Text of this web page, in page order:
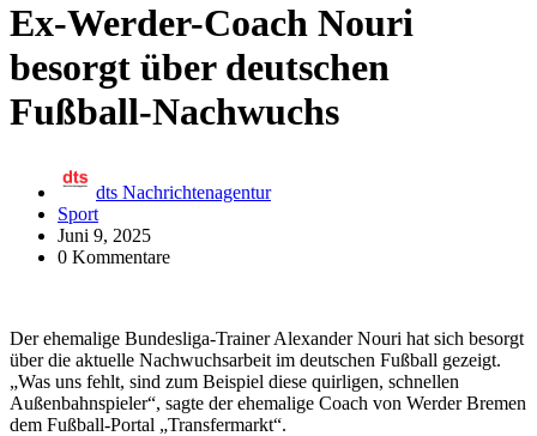
Ex-Werder-Coach Nouri
besorgt über deutschen
Fußball-Nachwuchs
dts Nachrichtenagentur
Sport
Juni 9, 2025
0 Kommentare
Der ehemalige Bundesliga-Trainer Alexander Nouri hat sich besorgt
über die aktuelle Nachwuchsarbeit im deutschen Fußball gezeigt.
„Was uns fehlt, sind zum Beispiel diese quirligen, schnellen
Außenbahnspieler“, sagte der ehemalige Coach von Werder Bremen
dem Fußball-Portal „Transfermarkt“.